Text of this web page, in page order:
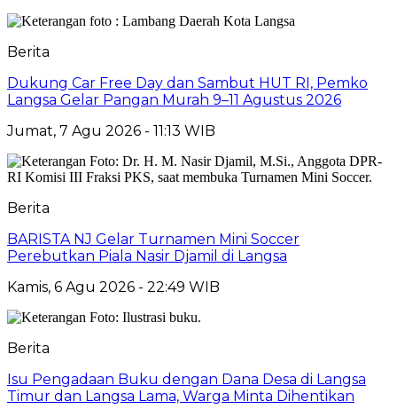
Berita
Dukung Car Free Day dan Sambut HUT RI, Pemko
Langsa Gelar Pangan Murah 9–11 Agustus 2026
Jumat, 7 Agu 2026 - 11:13 WIB
Berita
BARISTA NJ Gelar Turnamen Mini Soccer
Perebutkan Piala Nasir Djamil di Langsa
Kamis, 6 Agu 2026 - 22:49 WIB
Berita
Isu Pengadaan Buku dengan Dana Desa di Langsa
Timur dan Langsa Lama, Warga Minta Dihentikan